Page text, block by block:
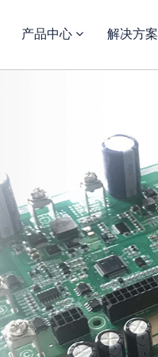
产品中心 解决方案